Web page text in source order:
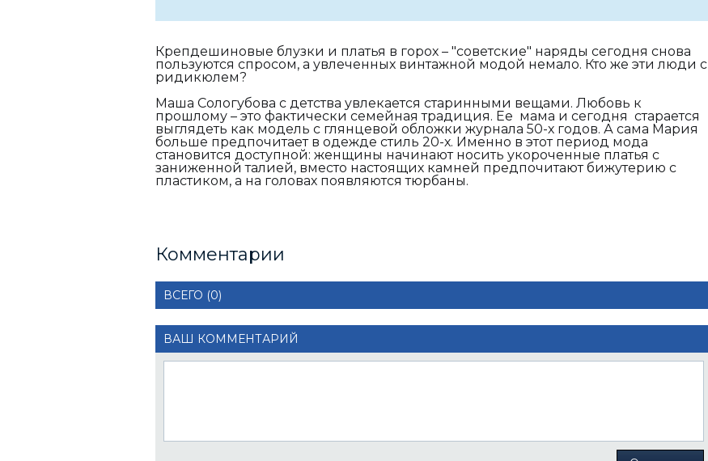
Крепдешиновые блузки и платья в горох – "советские" наряды сегодня снова
пользуются спросом, а увлеченных винтажной модой немало. Кто же эти люди с
ридикюлем?
Маша Сологубова с детства увлекается старинными вещами. Любовь к
прошлому – это фактически семейная традиция. Ее мама и сегодня старается
выглядеть как модель с глянцевой обложки журнала 50-х годов. А сама Мария
больше предпочитает в одежде стиль 20-х. Именно в этот период мода
становится доступной: женщины начинают носить укороченные платья с
заниженной талией, вместо настоящих камней предпочитают бижутерию с
пластиком, а на головах появляются тюрбаны.
Комментарии
ВСЕГО (0)
ВАШ КОММЕНТАРИЙ